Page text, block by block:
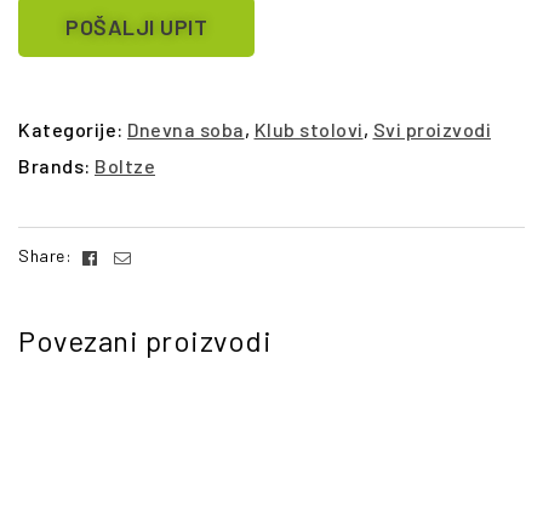
POŠALJI UPIT
Kategorije: Dnevna soba, Klub stolovi, Svi proizvodi
Brands: Boltze
Share: Facebook
Email
Povezani proizvodi